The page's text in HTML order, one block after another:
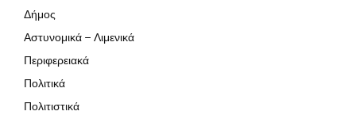
Δήμος
Αστυνομικά – Λιμενικά
Περιφερειακά
Πολιτικά
Πολιτιστικά